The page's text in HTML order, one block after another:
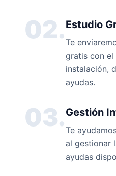
02.Estudio
Te
gratis con
instalación,
ayudas.
03.Gestión
Te
al gestionar
ayudas